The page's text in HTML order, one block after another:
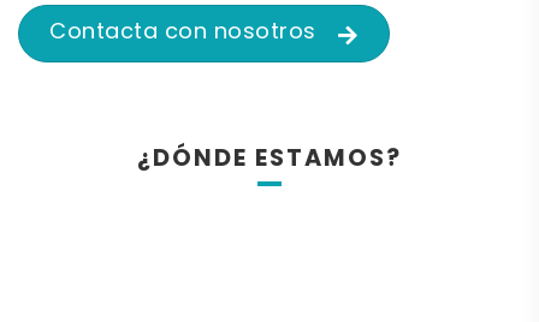
Contacta con nosotros
¿DÓNDE ESTAMOS?